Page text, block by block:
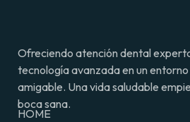
Ofreciendo atención dental
tecnología avanzada en un
amigable. Una vida saludable
boca sana.
HOME